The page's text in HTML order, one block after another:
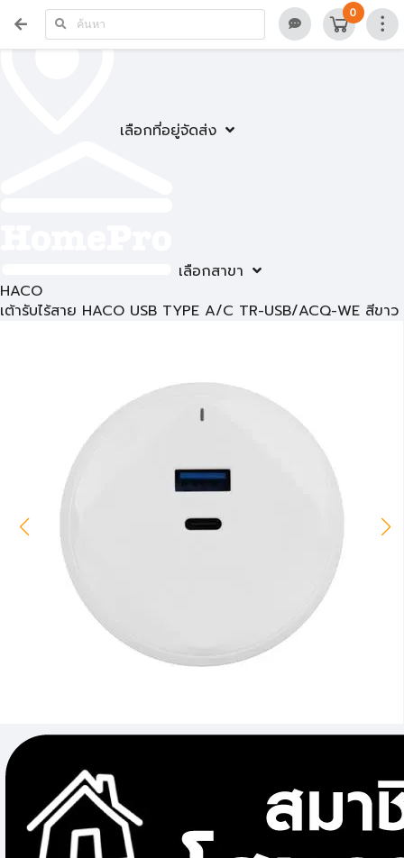
เลือกที่อยู่จัดส่ง
เลือกสาขา
0
HACO
เต้ารับไร้สาย HACO USB TYPE A/C TR-USB/ACQ-WE สีขาว